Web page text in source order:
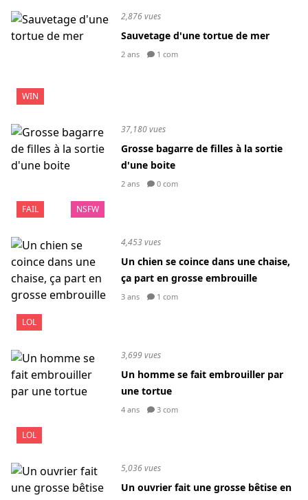
WIN
2,876 vues
Sauvetage d'une tortue de mer
2 ans 1 com
FAIL NSFW
37,180 vues
Grosse bagarre de filles à la sortie
d'une boite
2 ans 0 com
LOL
4,453 vues
Un chien se coince dans une chaise,
ça part en grosse embrouille
3 ans 1 com
LOL
3,699 vues
Un homme se fait embrouiller par
une tortue
4 ans 3 com
5,036 vues
Un ouvrier fait une grosse bêtise en